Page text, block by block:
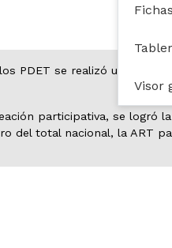
Visor
PDET se realizó un
participativa, se logró
del total nacional, la ART